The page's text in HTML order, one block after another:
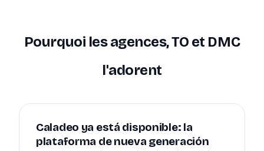
Pourquoi les agences, TO et DMC
l'adorent
Caladeo ya está disponible: la
plataforma de nueva generación